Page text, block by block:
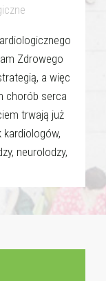
Zdrowego
a więc
chorób serca
trwają już
kardiologów,
neurolodzy,